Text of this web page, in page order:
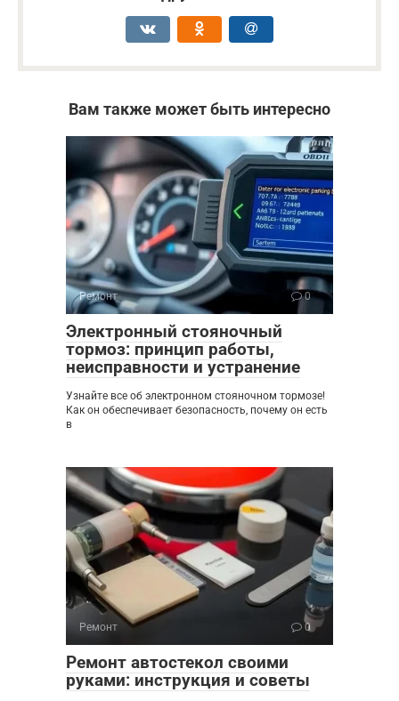
Вам также может быть интересно
Ремонт 0
Электронный стояночный
тормоз: принцип работы,
неисправности и устранение
Узнайте все об электронном стояночном тормозе!
Как он обеспечивает безопасность, почему он есть
в
Ремонт 0
Ремонт автостекол своими
руками: инструкция и советы